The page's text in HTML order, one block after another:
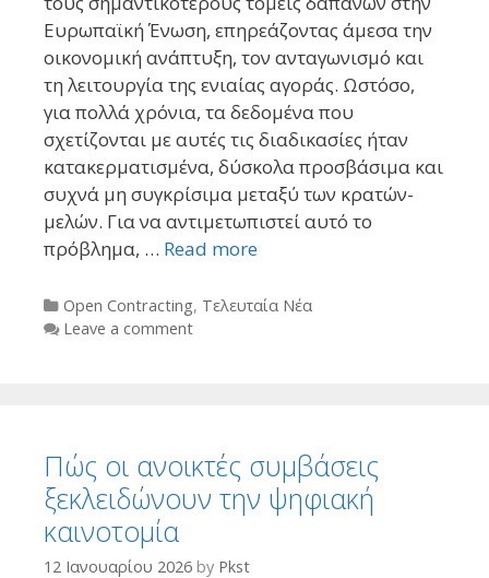
Ευρωπαϊκή Ένωση, επηρεάζοντας άμεσα την
οικονομική ανάπτυξη, τον ανταγωνισμό και
τη λειτουργία της ενιαίας αγοράς. Ωστόσο,
για πολλά χρόνια, τα δεδομένα που
σχετίζονται με αυτές τις διαδικασίες ήταν
κατακερματισμένα, δύσκολα προσβάσιμα και
συχνά μη συγκρίσιμα μεταξύ των κρατών-
μελών. Για να αντιμετωπιστεί αυτό το
πρόβλημα, … Read more
Categories
Open Contracting, Τελευταία Νέα
Leave a comment
Πώς οι ανοικτές συμβάσεις
ξεκλειδώνουν την ψηφιακή
καινοτομία
12 Ιανουαρίου 2026 by Pkst